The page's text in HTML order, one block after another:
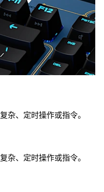
杂、定时操作或指令。
杂、定时操作或指令。